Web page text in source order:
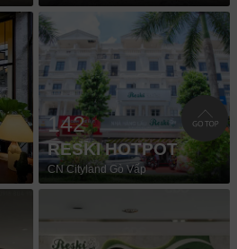
142
RESKI HOTPOT
CN Cityland Gò Vấp